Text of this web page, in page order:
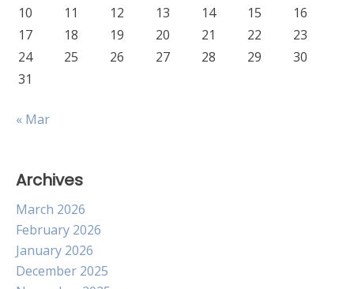
10
11 12 13 14 15
16
17
18 19 20 21 22
23
24
25 26 27 28 29
30
31
« Mar
Archives
March 2026
February 2026
January 2026
December 2025